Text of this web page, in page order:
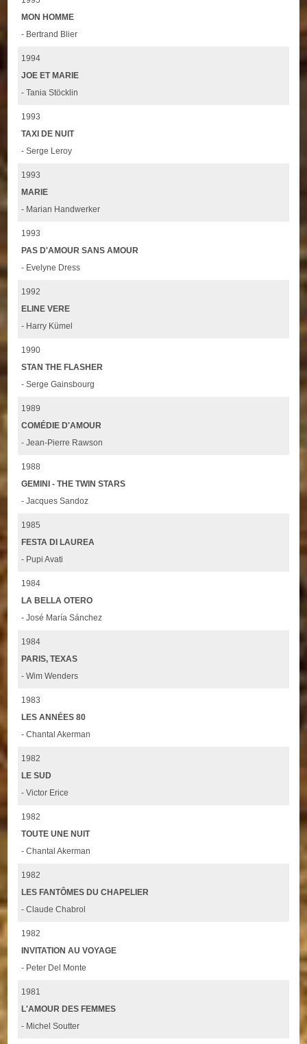
MON HOMME
- Bertrand Blier
1994
JOE ET MARIE
- Tania Stöcklin
1993
TAXI DE NUIT
- Serge Leroy
1993
MARIE
- Marian Handwerker
1993
PAS D'AMOUR SANS AMOUR
- Evelyne Dress
1992
ELINE VERE
- Harry Kümel
1990
STAN THE FLASHER
- Serge Gainsbourg
1989
COMÉDIE D'AMOUR
- Jean-Pierre Rawson
1988
GEMINI - THE TWIN STARS
- Jacques Sandoz
1985
FESTA DI LAUREA
- Pupi Avati
1984
LA BELLA OTERO
- José María Sánchez
1984
PARIS, TEXAS
- Wim Wenders
1983
LES ANNÉES 80
- Chantal Akerman
1982
LE SUD
- Victor Erice
1982
TOUTE UNE NUIT
- Chantal Akerman
1982
LES FANTÔMES DU CHAPELIER
- Claude Chabrol
1982
INVITATION AU VOYAGE
- Peter Del Monte
1981
L'AMOUR DES FEMMES
- Michel Soutter